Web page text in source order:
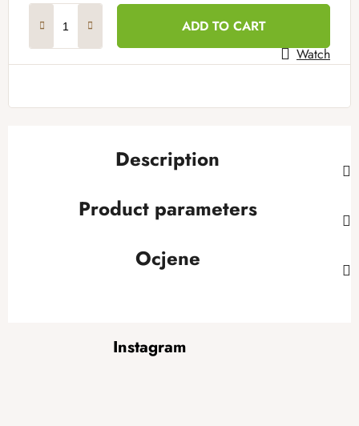
ADD TO CART
Watch
Description
Product parameters
Ocjene
Instagram